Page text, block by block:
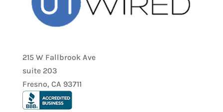
215 W Fallbrook Ave
suite 203
Fresno, CA 93711